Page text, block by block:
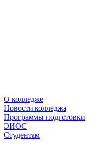
О колледже
Новости колледжа
Программы подготовки
ЭИОС
Студентам